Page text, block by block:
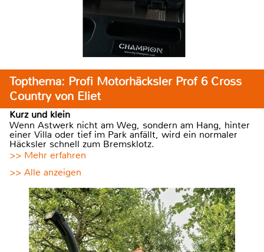
Topthema: Profi Motorhäcksler Prof 6 Cross
Country von Eliet
Kurz und klein
Wenn Astwerk nicht am Weg, sondern am Hang, hinter
einer Villa oder tief im Park anfällt, wird ein normaler
Häcksler schnell zum Bremsklotz.
>> Mehr erfahren
>> Alle anzeigen